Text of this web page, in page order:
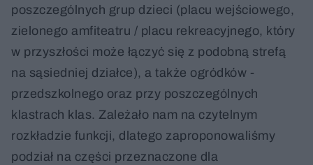
poszczególnych grup dzieci (placu wejściowego,
zielonego amfiteatru / placu rekreacyjnego, który
w przyszłości może łączyć się z podobną strefą
na sąsiedniej działce), a także ogródków -
przedszkolnego oraz przy poszczególnych
klastrach klas. Zależało nam na czytelnym
rozkładzie funkcji, dlatego zaproponowaliśmy
podział na części przeznaczone dla